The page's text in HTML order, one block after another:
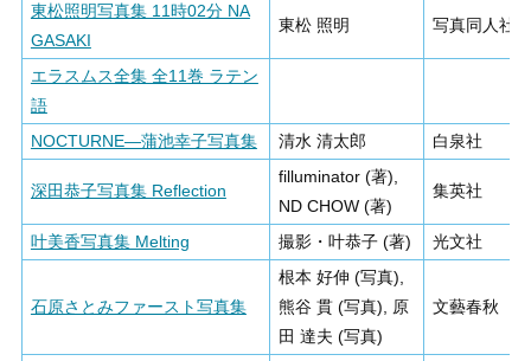
東松照明写真集 11時02分 NA
GASAKI
東松 照明 写真同人社
エラスムス全集 全11巻 ラテン
語
NOCTURNE―蒲池幸子写真集
清水 清太郎 白泉社
深田恭子写真集 Reflection
filluminator (著),
ND CHOW (著)
集英社
叶美香写真集 Melting 撮影・叶恭子 (著) 光文社
石原さとみファースト写真集
根本 好伸 (写真),
熊谷 貫 (写真), 原
田 達夫 (写真)
文藝春秋